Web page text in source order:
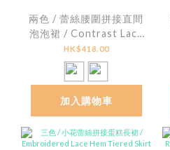
兩色 / 蕾絲腰圍拼接直間
泡泡裙 / Contrast Lace
Striped Seersucker
Bubble Skirt
HK$418.00
加入購物車